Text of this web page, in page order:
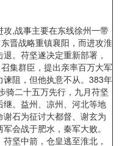
,战事主要在东线徐州一带
晋战略重镇襄阳，而进攻淮
。苻坚遂决定重新部署，
集群臣，提出亲率百万大军
阻，但他执意不从。383年
骑二十五万先行，九月苻坚
。益州、凉州、河北等地
石为征讨大都督、谢玄为
会战于肥水，秦军大败。
坚中箭，仓皇逃至淮北，